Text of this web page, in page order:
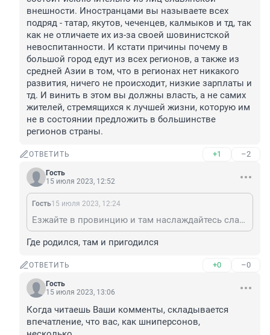
внешности. Иностранцами вы называете всех
подряд - татар, якутов, чеченцев, калмыков и тд, так
как не отличаете их из-за своей шовинистской
невоспитанности. И кстати причины почему в
большой город едут из всех регионов, а также из
средней Азии в том, что в регионах нет никакого
развития, ничего не происходит, низкие зарплаты и
тд. И винить в этом вы должны власть, а не самих
жителей, стремящихся к лучшей жизни, которую им
не в состоянии предложить в большинстве
регионов страны.
ОТВЕТИТЬ +1 –2
Гость
15 июля 2023, 12:52
Гость15 июля 2023, 12:24
Езжайте в провинцию и там наслаждайтесь славянскими лицами. И к вашему сведению - РФ не состоит исключительно из лиц славянской внешности. Иностранцами вы называете всех подряд - татар, якутов, чеченцев, калмыков и тд, так как не отличаете их из-за своей шовинистской невоспитанности. И кстати причины почему в большой город едут из всех регионов, а также из средней Азии в том, что в регионах нет никакого развития, ничего не происходит, низкие зарплаты и тд. И винить в этом вы должны власть, а не самих жителей, стремящихся к лучшей жизни, которую им не в состоянии предложить в большинстве регионов страны.
Где родился, там и пригодился
ОТВЕТИТЬ +0 –0
Гость
15 июля 2023, 13:06
Когда читаешь Ваши комменты, складывается
впечатление, что вас, как шниперсонов,